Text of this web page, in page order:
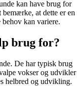
kan have brug for
at dette er en
kan variere.
brug for?
De har typisk brug
vokser og udvikler
helbred og udvikling.